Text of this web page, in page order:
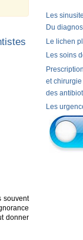
souvent
donner
Les
Du
Le lichen
Les soins
et
des
Les